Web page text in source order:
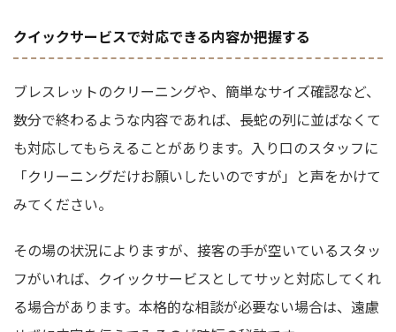
クイックサービスで対応できる内容か把握する
ブレスレットのクリーニングや、簡単なサイズ確認など、
数分で終わるような内容であれば、長蛇の列に並ばなくて
も対応してもらえることがあります。入り口のスタッフに
「クリーニングだけお願いしたいのですが」と声をかけて
みてください。
その場の状況によりますが、接客の手が空いているスタッ
フがいれば、クイックサービスとしてサッと対応してくれ
る場合があります。本格的な相談が必要ない場合は、遠慮